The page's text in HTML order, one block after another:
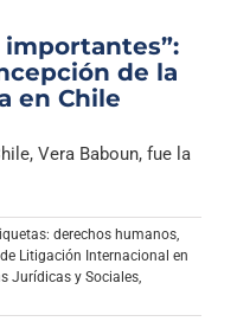
importantes”:
de la
en Chile
Vera Baboun, fue la
derechos humanos,
Litigación Internacional en
Jurídicas y Sociales,